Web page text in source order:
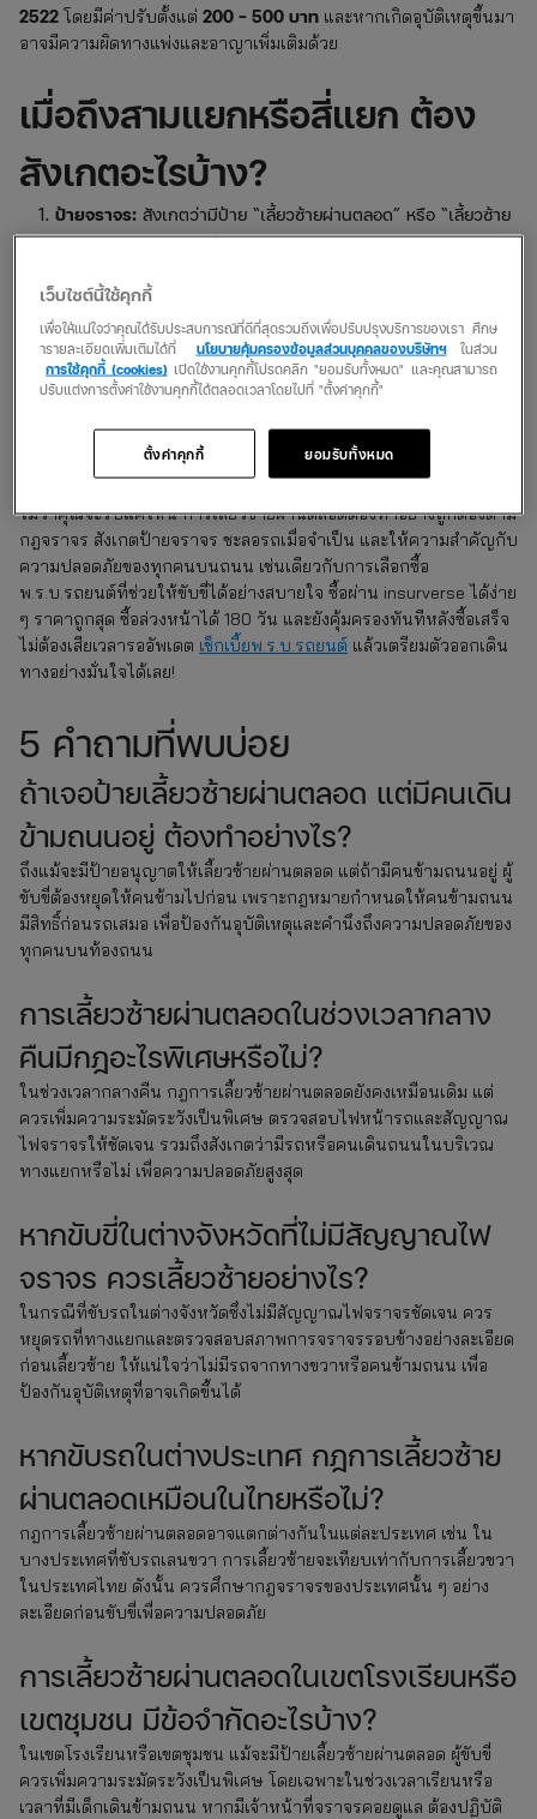
2522 โดยมีค่าปรับตั้งแต่ 200 – 500 บาท และหากเกิดอุบัติเหตุขึ้นมา
อาจมีความผิดทางแพ่งและอาญาเพิ่มเติมด้วย
เมื่อถึงสามแยกหรือสี่แยก ต้อง
สังเกตอะไรบ้าง?
ป้ายจราจร: สังเกตว่ามีป้าย “เลี้ยวซ้ายผ่านตลอด” หรือ “เลี้ยวซ้าย
รอสัญญาณไฟ” หรือไม่
คนข้ามถนน:อย่าลืมดูว่ามีคนกำลังข้ามถนนอยู่หรือเปล่า
รถจากทางขวา:ตรวจสอบว่ามีรถทางตรงที่วิ่งมาจากทางขวาหรือ
ไม่
สรุปแล้ว เลี้ยวซ้ายผ่านตลอดต้อง
ระวังอะไร?
ไม่ว่าคุณจะรีบแค่ไหน การเลี้ยวซ้ายผ่านตลอดต้องทำอย่างถูกต้องตาม
กฎจราจร สังเกตป้ายจราจร ชะลอรถเมื่อจำเป็น และให้ความสำคัญกับ
ความปลอดภัยของทุกคนบนถนน เช่นเดียวกับการเลือกซื้อ
พ.ร.บ.รถยนต์ที่ช่วยให้ขับขี่ได้อย่างสบายใจ ซื้อผ่าน insurverse ได้ง่าย
ๆ ราคาถูกสุด ซื้อล่วงหน้าได้ 180 วัน และยังคุ้มครองทันทีหลังซื้อเสร็จ
ไม่ต้องเสียเวลารออัพเดต เช็กเบี้ยพ.ร.บ.รถยนต์ แล้วเตรียมตัวออกเดิน
ทางอย่างมั่นใจได้เลย!
5 คำถามที่พบบ่อย
ถ้าเจอป้ายเลี้ยวซ้ายผ่านตลอด แต่มีคนเดิน
ข้ามถนนอยู่ ต้องทำอย่างไร?
ถึงแม้จะมีป้ายอนุญาตให้เลี้ยวซ้ายผ่านตลอด แต่ถ้ามีคนข้ามถนนอยู่ ผู้
ขับขี่ต้องหยุดให้คนข้ามไปก่อน เพราะกฎหมายกำหนดให้คนข้ามถนน
มีสิทธิ์ก่อนรถเสมอ เพื่อป้องกันอุบัติเหตุและคำนึงถึงความปลอดภัยของ
ทุกคนบนท้องถนน
การเลี้ยวซ้ายผ่านตลอดในช่วงเวลากลาง
คืนมีกฎอะไรพิเศษหรือไม่?
ในช่วงเวลากลางคืน กฎการเลี้ยวซ้ายผ่านตลอดยังคงเหมือนเดิม แต่
ควรเพิ่มความระมัดระวังเป็นพิเศษ ตรวจสอบไฟหน้ารถและสัญญาณ
ไฟจราจรให้ชัดเจน รวมถึงสังเกตว่ามีรถหรือคนเดินถนนในบริเวณ
ทางแยกหรือไม่ เพื่อความปลอดภัยสูงสุด
หากขับขี่ในต่างจังหวัดที่ไม่มีสัญญาณไฟ
จราจร ควรเลี้ยวซ้ายอย่างไร?
ในกรณีที่ขับรถในต่างจังหวัดซึ่งไม่มีสัญญาณไฟจราจรชัดเจน ควร
หยุดรถที่ทางแยกและตรวจสอบสภาพการจราจรรอบข้างอย่างละเอียด
ก่อนเลี้ยวซ้าย ให้แน่ใจว่าไม่มีรถจากทางขวาหรือคนข้ามถนน เพื่อ
ป้องกันอุบัติเหตุที่อาจเกิดขึ้นได้
หากขับรถในต่างประเทศ กฎการเลี้ยวซ้าย
ผ่านตลอดเหมือนในไทยหรือไม่?
กฎการเลี้ยวซ้ายผ่านตลอดอาจแตกต่างกันในแต่ละประเทศ เช่น ใน
บางประเทศที่ขับรถเลนขวา การเลี้ยวซ้ายจะเทียบเท่ากับการเลี้ยวขวา
ในประเทศไทย ดังนั้น ควรศึกษากฎจราจรของประเทศนั้น ๆ อย่าง
ละเอียดก่อนขับขี่เพื่อความปลอดภัย
การเลี้ยวซ้ายผ่านตลอดในเขตโรงเรียนหรือ
เขตชุมชน มีข้อจำกัดอะไรบ้าง?
ในเขตโรงเรียนหรือเขตชุมชน แม้จะมีป้ายเลี้ยวซ้ายผ่านตลอด ผู้ขับขี่
ควรเพิ่มความระมัดระวังเป็นพิเศษ โดยเฉพาะในช่วงเวลาเรียนหรือ
เวลาที่มีเด็กเดินข้ามถนน หากมีเจ้าหน้าที่จราจรคอยดูแล ต้องปฏิบัติ
เว็บไซต์นี้ใช้คุกกี้
เพื่อให้แน่ใจว่าคุณได้รับประสบการณ์ที่ดีที่สุดรวมถึงเพื่อปรับปรุงบริการของเรา ศึกษ
ารายละเอียดเพิ่มเติมได้ที่
นโยบายคุ้มครองข้อมูลส่วนบุคคลของบริษัทฯในส่วน
การใช้คุกกี้ (cookies) เปิดใช้งานคุกกี้โปรดคลิก "ยอมรับทั้งหมด" และคุณสามารถ
ปรับแต่งการตั้งค่าใช้งานคุกกี้ได้ตลอดเวลาโดยไปที่ "ตั้งค่าคุกกี้"
ยอมรับทั้งหมด
ตั้งค่าคุกกี้